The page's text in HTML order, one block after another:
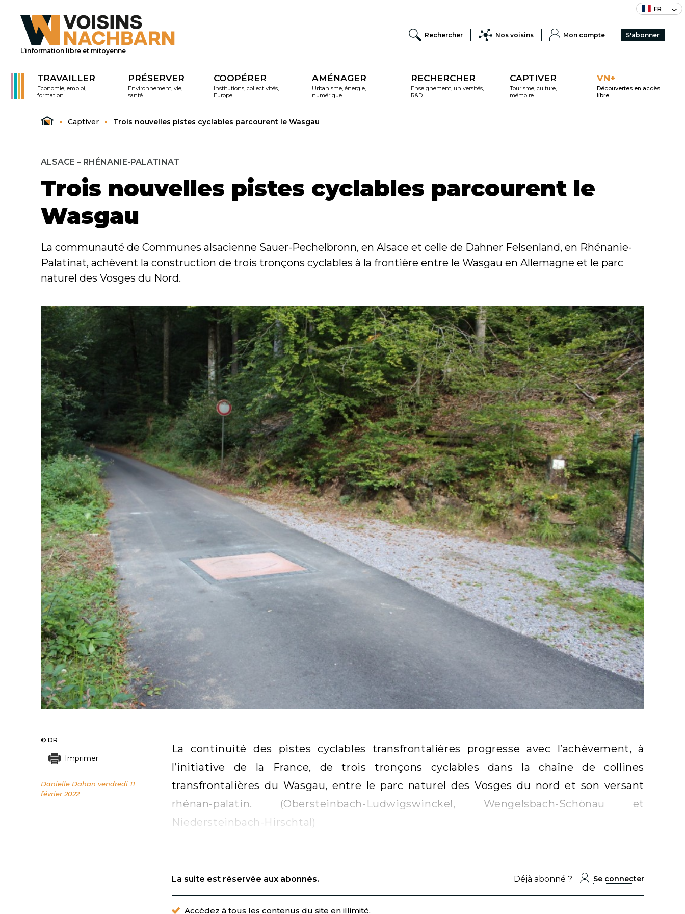
FR
L’information libre et mitoyenne
Rechercher Nos voisins Mon compte S'abonner
TRAVAILLER
Economie, emploi,
formation
PRÉSERVER
Environnement, vie,
santé
COOPÉRER
Institutions, collectivités,
Europe
AMÉNAGER
Urbanisme, énergie,
numérique
RECHERCHER
Enseignement, universités,
R&D
CAPTIVER
Tourisme, culture,
mémoire
VN+
Découvertes en accès
libre
Captiver Trois nouvelles pistes cyclables parcourent le Wasgau
ALSACE – RHÉNANIE-PALATINAT
Trois nouvelles pistes cyclables parcourent le
Wasgau
La communauté de Communes alsacienne Sauer-Pechelbronn, en Alsace et celle de Dahner Felsenland, en Rhénanie-
Palatinat, achèvent la construction de trois tronçons cyclables à la frontière entre le Wasgau en Allemagne et le parc
naturel des Vosges du Nord.
La continuité des pistes cyclables transfrontalières progresse avec l’achèvement, à
l’initiative de la France, de trois tronçons cyclables dans la chaîne de collines
transfrontalières du Wasgau, entre le parc naturel des Vosges du nord et son versant
rhénan-palatin. (Obersteinbach-Ludwigswinckel, Wengelsbach-Schönau et
Niedersteinbach-Hirschtal)
La suite est réservée aux abonnés. Déjà abonné ? Se connecter
Accédez à tous les contenus du site en illimité.
© DR
Imprimer
Danielle Dahan vendredi 11
février 2022